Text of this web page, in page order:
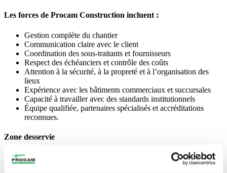
Les forces de Procam Construction incluent :
Gestion complète du chantier
Communication claire avec le client
Coordination des sous-traitants et fournisseurs
Respect des échéanciers et contrôle des coûts
Attention à la sécurité, à la propreté et à l’organisation des
lieux
Expérience avec les bâtiments commerciaux et succursales
Capacité à travailler avec des standards institutionnels
Équipe qualifiée, partenaires spécialisés et accréditations
reconnues.
Zone desservie
Procam Construction réalise des projets de construction et de
rénovation de banques dans toutes les régions du Québec, avec une